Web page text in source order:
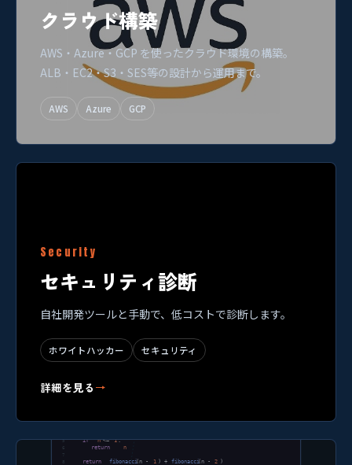
クラウド構築
AWS・Azure・GCP を使ったクラウド環境の構築。
ALB・EC2・S3・SES等の設計から運用まで。
AWS Azure GCP
Security
セキュリティ診断
自社開発ツールと手動で、低コストで診断します。
ホワイトハッカー セキュリティ
詳細を見る →